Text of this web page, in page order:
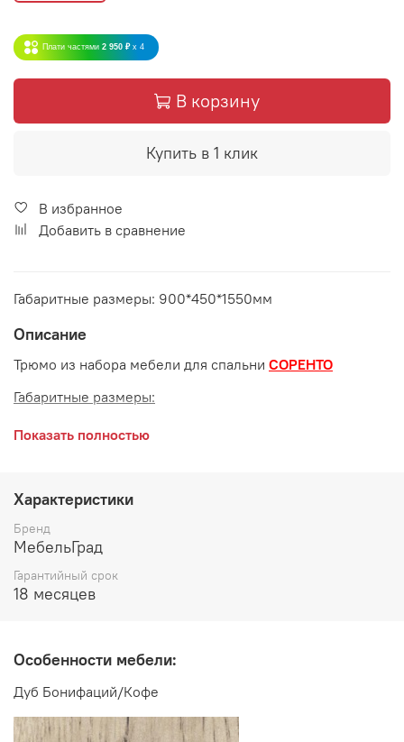
Плати частями 2 950 ₽ x 4
В корзину
Купить в 1 клик
В избранное
Добавить в сравнение
Габаритные размеры: 900*450*1550мм
Описание
Трюмо из набора мебели для спальни СОРЕНТО
Габаритные размеры:
длина 900 мм
высота 1550 мм
Производитель:
Мебельная фабрика МебельГрад
Показать полностью
Характеристики
Бренд
МебельГрад
Гарантийный срок
18 месяцев
Особенности мебели:
Дуб Бонифаций/Кофе